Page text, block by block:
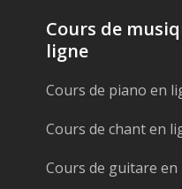
Cours de
ligne
Cours de piano en
Cours de chant en
Cours de guitare en